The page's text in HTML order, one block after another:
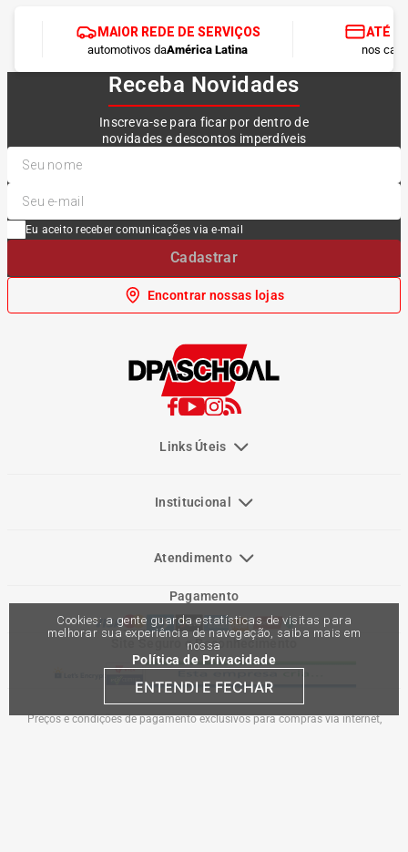
Cookies: a gente guarda estatísticas de visitas para
melhorar sua experiência de navegação, saiba mais em
nossa
Política de Privacidade
ENTENDI E FECHAR
MAIOR REDE DE SERVIÇOS
automotivos daAmérica Latina
ATÉ
nos
Receba Novidades
Inscreva-se para ficar por dentro de
novidades e descontos imperdíveis
Eu aceito receber comunicações via e-mail
Cadastrar
Encontrar nossas lojas
Links Úteis
Institucional
Atendimento
Pagamento
Site Seguro e Reconhecimento
Preços e condições de pagamento exclusivos para compras via internet,